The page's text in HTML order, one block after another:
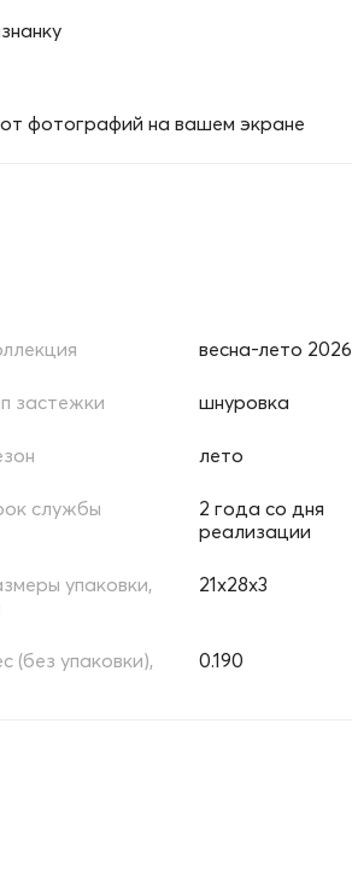
фотографий на вашем экране
весна-лето 2026
застежки шнуровка
лето
службы
2 года со дня
реализации
упаковки,
21х28х3
(без упаковки),
0.190